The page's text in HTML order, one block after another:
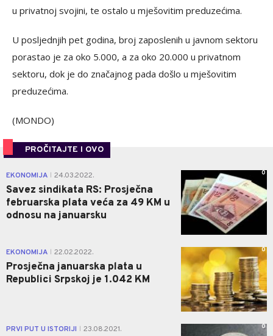
u privatnoj svojini, te ostalo u mješovitim preduzećima.
U posljednjih pet godina, broj zaposlenih u javnom sektoru
porastao je za oko 5.000, a za oko 20.000 u privatnom
sektoru, dok je do značajnog pada došlo u mješovitim
preduzećima.
(MONDO)
PROČITAJTE I OVO
EKONOMIJA 24.03.2022.
Savez sindikata RS: Prosječna
februarska plata veća za 49 KM u
odnosu na januarsku
0
EKONOMIJA 22.02.2022.
Prosječna januarska plata u
Republici Srpskoj je 1.042 KM
0
PRVI PUT U ISTORIJI 23.08.2021. 0